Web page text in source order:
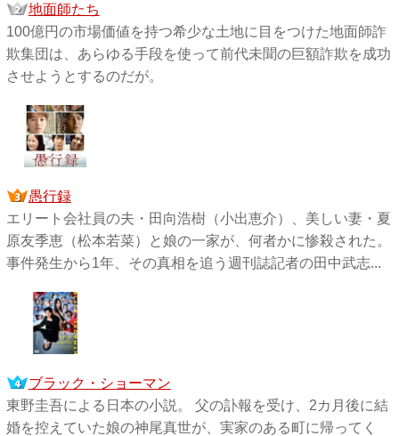
地面師たち
100億円の市場価値を持つ希少な土地に目をつけた地面師詐
欺集団は、あらゆる手段を使って前代未聞の巨額詐欺を成功
させようとするのだが。
愚行録
エリート会社員の夫・田向浩樹（小出恵介）、美しい妻・夏
原友季恵（松本若菜）と娘の一家が、何者かに惨殺された。
事件発生から1年、その真相を追う週刊誌記者の田中武志...
ブラック・ショーマン
東野圭吾による日本の小説。 父の訃報を受け、2カ月後に結
婚を控えていた娘の神尾真世が、実家のある町に帰ってく